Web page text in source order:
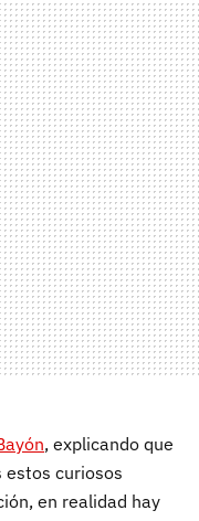
, explicando que
estos curiosos
en realidad hay